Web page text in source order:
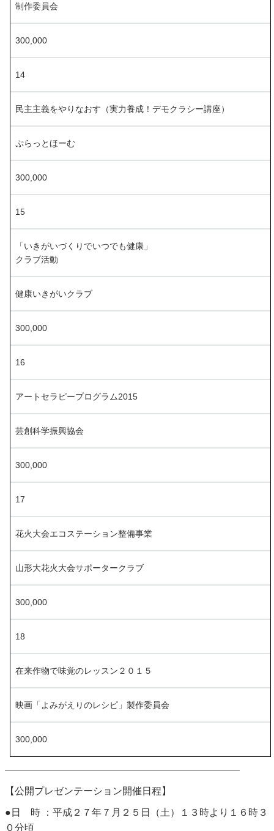
制作委員会
300,000
14
民主主義をやりなおす（実力養成！デモクラシー講座）
ぷらっとほーむ
300,000
15
「いきがいづくりでいつでも健康」
クラブ活動
健康いきがいクラブ
300,000
16
アートセラピープログラム2015
芸創科学振興協会
300,000
17
花火大会エコステーション整備事業
山形大花火大会サポータークラブ
300,000
18
在来作物で味覚のレッスン２０１５
映画「よみがえりのレシピ」製作委員会
300,000
————————————————————————
【公開プレゼンテーション開催日程】
●日 時 ：平成２７年７月２５日（土）１３時より１６時３
０分頃